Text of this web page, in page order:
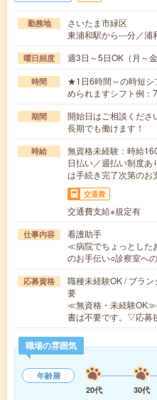
勤務地
さいたま市緑区
東浦和駅から---分／浦
曜日頻度 週3日～5日OK（月
時間
★1日6時間～の時短
められますシフト例
期間
開始日はご相談くだ
長期でも働けます！
時給
無資格未経験：時給
日払い／週払い制度
は手続き完了次第のお
交通費
交通費支給※規定有
仕事内容
看護助手
≪病院でちょっとした
のお手伝い○診察室へ
応募資格
職種未経験OK / ブラ
要
≪無資格・未経験
書は不要です。▽応募
職場の雰囲気
年齢層
20代
30代